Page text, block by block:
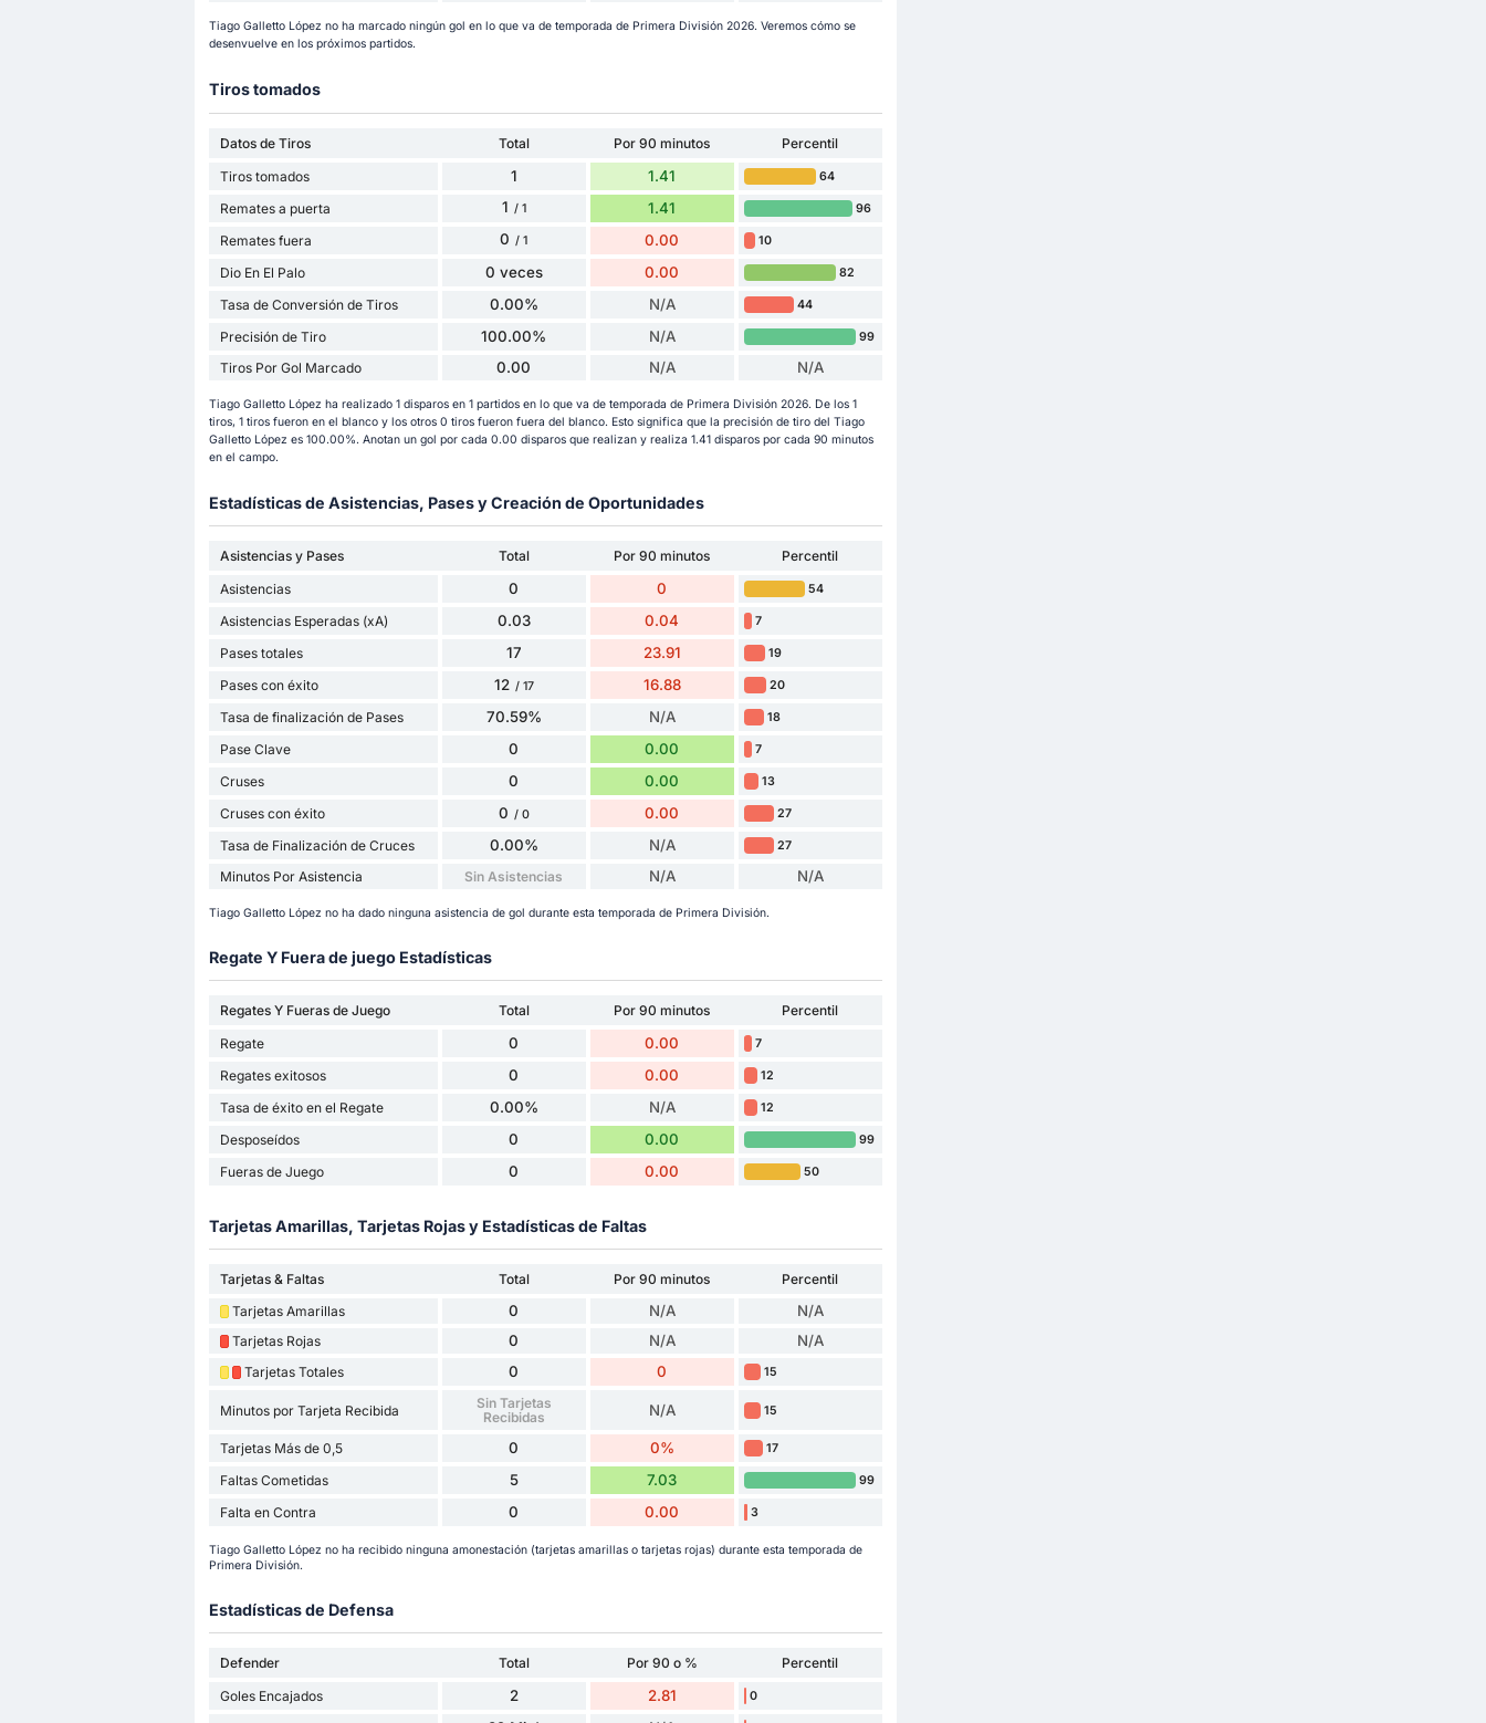
Tiago Galletto López no ha marcado ningún gol en lo que va de temporada de Primera División 2026. Veremos cómo se
desenvuelve en los próximos partidos.
Tiros tomados
Datos de Tiros Total Por 90 minutos
Percentil
Tiros tomados
1 1.41 64
Remates a puerta 1 / 1 1.41 96
Remates fuera 0 / 1 0.00 10
Dio En El Palo 0 veces 0.00 82
Tasa de Conversión de Tiros 0.00% N/A 44
Precisión de Tiro 100.00% N/A 99
Tiros Por Gol Marcado 0.00 N/A N/A
Tiago Galletto López ha realizado 1 disparos en 1 partidos en lo que va de temporada de Primera División 2026. De los 1
tiros, 1 tiros fueron en el blanco y los otros 0 tiros fueron fuera del blanco. Esto significa que la precisión de tiro del Tiago
Galletto López es 100.00%. Anotan un gol por cada 0.00 disparos que realizan y realiza 1.41 disparos por cada 90 minutos
en el campo.
Estadísticas de Asistencias, Pases y Creación de Oportunidades
Asistencias y Pases Total Por 90 minutos
Percentil
Asistencias
0 0 54
Asistencias Esperadas (xA) 0.03 0.04 7
Pases totales 17 23.91 19
Pases con éxito 12 / 17 16.88 20
Tasa de finalización de Pases 70.59% N/A 18
Pase Clave 0 0.00 7
Cruses 0 0.00 13
Cruses con éxito 0 / 0 0.00 27
Tasa de Finalización de Cruces 0.00% N/A 27
Minutos Por Asistencia Sin Asistencias N/A N/A
Tiago Galletto López no ha dado ninguna asistencia de gol durante esta temporada de Primera División.
Regate Y Fuera de juego Estadísticas
Regates Y Fueras de Juego Total Por 90 minutos
Percentil
Regate
0 0.00 7
Regates exitosos 0 0.00 12
Tasa de éxito en el Regate 0.00% N/A 12
Desposeídos 0 0.00 99
Fueras de Juego 0 0.00 50
Tarjetas Amarillas, Tarjetas Rojas y Estadísticas de Faltas
Tarjetas & Faltas Total Por 90 minutos
Percentil
Tarjetas Amarillas
0 N/A N/A
Tarjetas Rojas 0 N/A N/A
Tarjetas Totales 0 0 15
Minutos por Tarjeta Recibida
Sin Tarjetas
Recibidas
N/A 15
Tarjetas Más de 0,5 0 0% 17
Faltas Cometidas 5 7.03 99
Falta en Contra 0 0.00 3
Tiago Galletto López no ha recibido ninguna amonestación (tarjetas amarillas o tarjetas rojas) durante esta temporada de
Primera División.
Estadísticas de Defensa
Defender Total Por 90 o %
Percentil
Goles Encajados
2 2.81 0